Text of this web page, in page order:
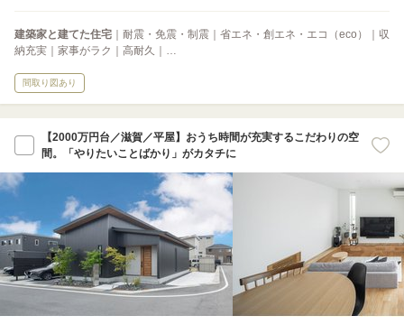
建築家と建てた住宅 ｜耐震・免震・制震｜省エネ・創エネ・エコ（eco）｜収
納充実｜家事がラク｜高耐久｜…
間取り図あり
【2000万円台／滋賀／平屋】おうち時間が充実するこだわりの空
間。「やりたいことばかり」がカタチに